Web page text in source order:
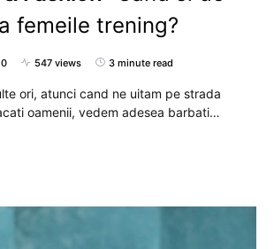
femeile trening?
547 views 3 minute read
ori, atunci cand ne uitam pe strada
oamenii, vedem adesea barbati…